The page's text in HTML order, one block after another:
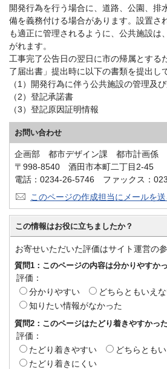
開発行為を行う場合に、道路、公園、排
備を義務付ける場合があります。設置さ
も適正に管理されるように、公共施設は
がれます。
工事完了公告日の翌日に市の帰属とする
了届出書」提出時に以下の書類を提出し
（1）開発行為に伴う公共施設の管理及
（2）登記承諾書
（3）登記原因証明情報
お問い合わせ
企画部 都市デザイン課 都市計画係
〒998-8540 酒田市本町二丁目2-45
電話：0234-26-5746 ファックス：
このページの作成担当にメールを送
この情報はお役に立ちましたか？
お寄せいただいた評価はサイト運営の
質問1：このページの内容は分かりやすか
評価：
分かりやすい
どちらともいえ
知りたい情報がなかった
質問2：このページはたどり着きやすかっ
評価：
たどり着きやすい
どちらとも
たどり着きにくい